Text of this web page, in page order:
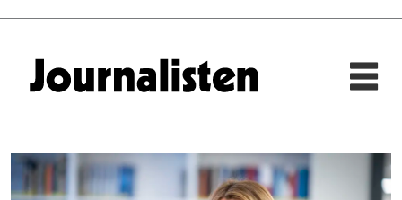
Tag: